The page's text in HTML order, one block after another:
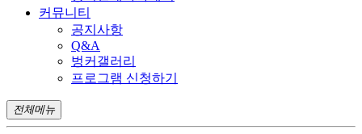
커뮤니티
공지사항
Q&A
벙커갤러리
프로그램 신청하기
전체메뉴